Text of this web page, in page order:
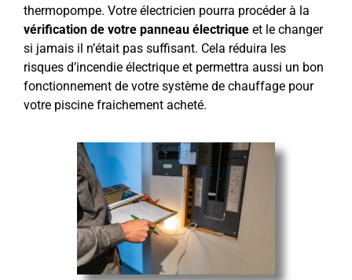
thermopompe. Votre électricien pourra procéder à la
vérification de votre panneau électrique et le changer
si jamais il n’était pas suffisant. Cela réduira les
risques d’incendie électrique et permettra aussi un bon
fonctionnement de votre système de chauffage pour
votre piscine fraichement acheté.